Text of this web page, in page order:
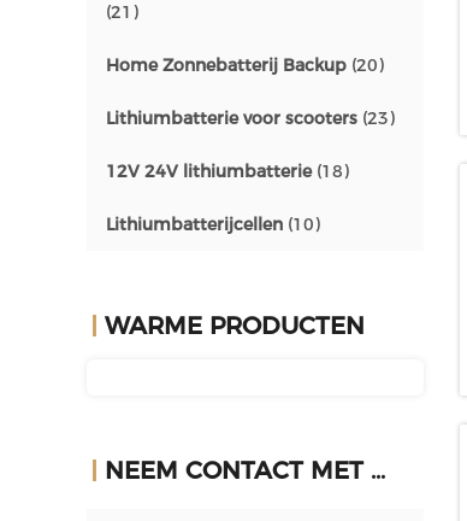
(21)
Home Zonnebatterij Backup (20)
Lithiumbatterie voor scooters (23)
12V 24V lithiumbatterie(18)
Lithiumbatterijcellen (10)
WARME PRODUCTEN
NEEM CONTACT MET ONS OP